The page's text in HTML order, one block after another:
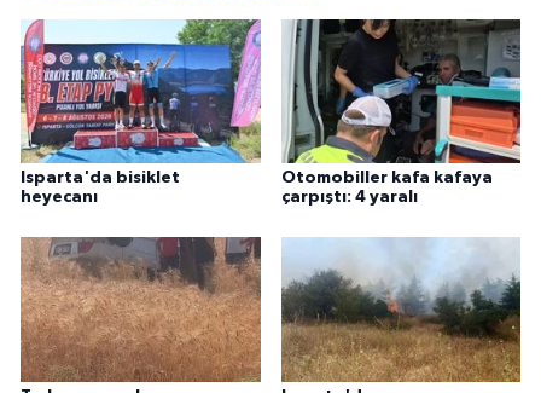
Isparta'da bisiklet
heyecanı
Otomobiller kafa kafaya
çarpıştı: 4 yaralı